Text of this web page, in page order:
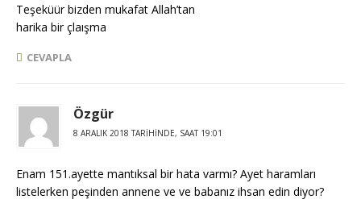
Teşeküür bizden mukafat Allah’tan
harika bir çlaışma
CEVAPLA
Özgür
8 ARALIK 2018 TARIHINDE, SAAT 19:01
Enam 151.ayette mantıksal bir hata varmı? Ayet haramları
listelerken peşinden annene ve ve babanız ihsan edin diyor?